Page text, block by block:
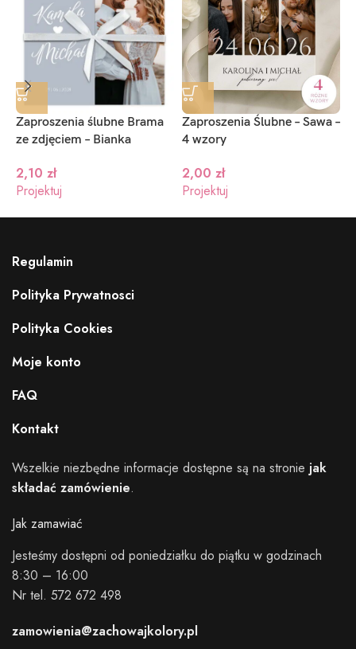
Zaproszenia ślubne Brama
ze zdjęciem – Bianka
2,10 zł
Projektuj
Zaproszenia Ślubne – Sawa –
4 wzory
2,00 zł
Projektuj
Regulamin
Polityka Prywatnosci
Polityka Cookies
Moje konto
FAQ
Kontakt
Wszelkie niezbędne informacje dostępne są na stronie jak
składać zamówienie.
Jak zamawiać
Jesteśmy dostępni od poniedziałku do piątku w godzinach
8:30 – 16:00
Nr tel. 572 672 498
zamowienia@zachowajkolory.pl